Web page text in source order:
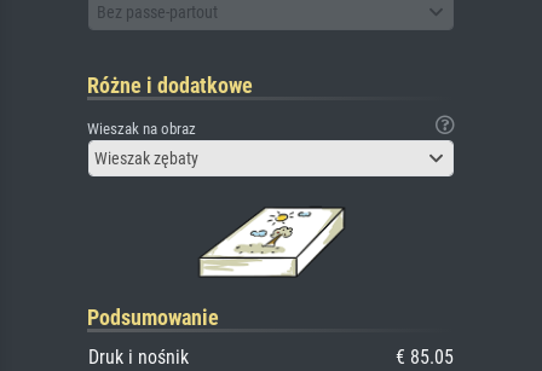
Bez passe-partout
Różne i dodatkowe
Wieszak na obraz
Wieszak zębaty
Podsumowanie
Druk i nośnik
€ 85.05